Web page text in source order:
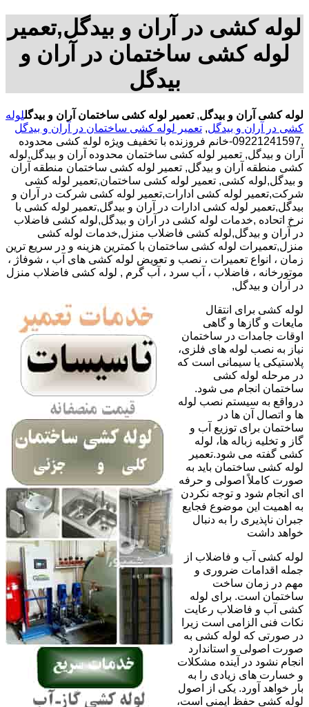
لوله کشی در آران و بیدگل,تعمیر
لوله کشی ساختمان در آران و
بیدگل
لوله کشی آران و بیدگل,تعمیر لوله کشی ساختمان آران و بیدگللوله
کشی در آران و بیدگل, تعمیر لوله کشی ساختمان در آران و بیدگل
,09221241597-خانم فروزنده با تخفیف ویژه لوله کشی محدوده
آران و بیدگل, تعمیر لوله کشی ساختمان محدوده آران و بیدگل,لوله
کشی منطقه آران و بیدگل, تعمیر لوله کشی ساختمان منطقه آران
و بیدگل,لوله کشی, تعمیر لوله کشی ساختمان,تعمیر لوله کشی
شرکت,تعمیر لوله کشی ادارات,تعمیر لوله کشی شرکت در آران و
بیدگل,تعمیر لوله کشی ادارات در آران و بیدگل,تعمیر لوله کشی با
نرخ اتحاده ,خدمات لوله کشی در آران و بیدگل,لوله کشی فاضلاب
در آران و بیدگل,لوله کشی فاضلاب منزل,خدمات لوله کشی
منزل,تعمیرات لوله کشی ساختمان با کمترین هزینه و در سریع ترین
زمان ، انواع تعمیرات ، نصب و تعویض لوله کشی های آب ، شوفاژ ،
موتورخانه ، فاضلاب ، آب سرد ، آب گرم , لوله کشی فاضلاب منزل
در آران و بیدگل,
لوله کشی برای انتقال
مایعات و گازها و گاهی
اوقات جامدات در ساختمان
نیاز به نصب لوله های فلزی،
پلاستیکی یا سیمانی است که
در مرحله لوله کشی
ساختمان انجام می شود.
درواقع به سیستم نصب لوله
ها و اتصال آن ها در
ساختمان برای توزیع آب و
گاز و تخلیه زباله ها، لوله
کشی گفته می شود.تعمیر
لوله کشی ساختمان باید به
صورت کاملاً اصولی و حرفه
ای انجام شود و توجه نکردن
به اهمیت این موضوع فجایع
جبران ناپذیری را به دنبال
خواهد داشت
لوله کشی آب و فاضلاب از
جمله اقدامات ضروری و
مهم در زمان ساخت
ساختمان است. برای لوله
کشی آب و فاضلاب رعایت
نکات فنی الزامی است زیرا
در صورتی که لوله کشی به
صورت اصولی و استاندارد
انجام نشود در آینده مشکلات
و خسارت های زیادی را به
بار خواهد آورد. یکی از اصول
لوله کشی حفظ ایمنی است،